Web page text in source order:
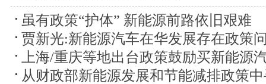
虽有政策“护体” 新能源前路依旧艰难
贾新光:新能源汽车在华发展存在政策
上海/重庆等地出台政策鼓励买新能源
从财政部新能源发展和节能减排政策